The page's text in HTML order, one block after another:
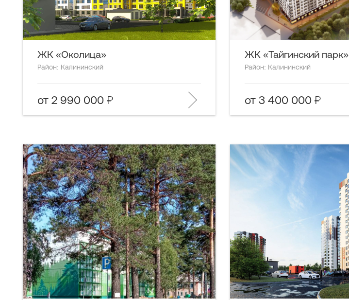
ЖК «Околица»
Район: Калининский
от 2 990 000
ЖК «Тайгинский парк»
Район: Калининский
от 3 400 000